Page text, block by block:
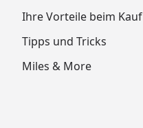
Ihre Vorteile beim Kauf
Tipps und Tricks
Miles & More